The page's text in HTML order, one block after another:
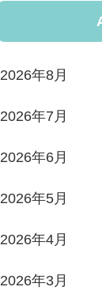
2026年8月
2026年7月
2026年6月
2026年5月
2026年4月
2026年3月